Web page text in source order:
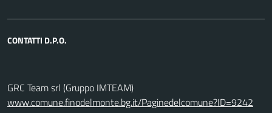
CONTATTI D.P.O.
GRC Team srl (Gruppo IMTEAM)
www.comune.finodelmonte.bg.it/Paginedelcomune?ID=9242